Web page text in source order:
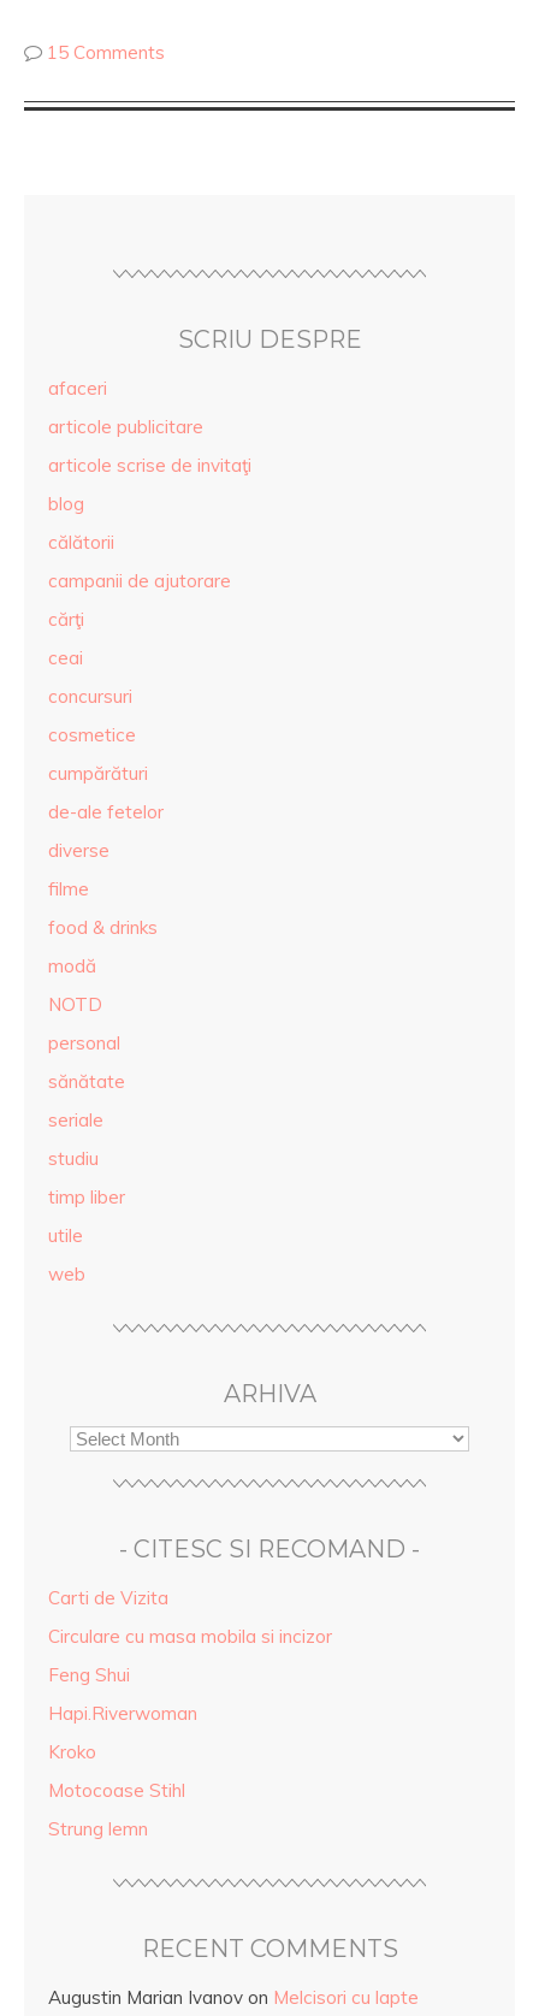
15 Comments
SCRIU DESPRE
afaceri
articole publicitare
articole scrise de invitaţi
blog
călătorii
campanii de ajutorare
cărţi
ceai
concursuri
cosmetice
cumpărături
de-ale fetelor
diverse
filme
food & drinks
modă
NOTD
personal
sănătate
seriale
studiu
timp liber
utile
web
ARHIVA
- CITESC SI RECOMAND -
Carti de Vizita
Circulare cu masa mobila si incizor
Feng Shui
Hapi.Riverwoman
Kroko
Motocoase Stihl
Strung lemn
RECENT COMMENTS
Augustin Marian Ivanov on Melcisori cu lapte